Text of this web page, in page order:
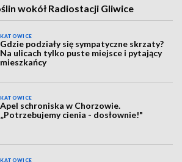
wokół Radiostacji Gliwice
KATOWICE
Gdzie podziały się sympatyczne skrzaty?
Na ulicach tylko puste miejsce i pytający
mieszkańcy
KATOWICE
Apel schroniska w Chorzowie.
„Potrzebujemy cienia - dosłownie!"
KATOWICE